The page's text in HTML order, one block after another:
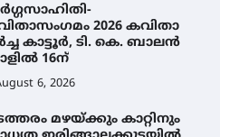
2026 കവിതാ
കാട്ടൂർ, ടി. കെ. ബാലൻ
16ന്
6, 2026
മഴയ്ക്കും കാറ്റിനും